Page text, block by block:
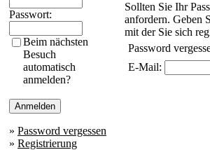
Passwort:
Beim nächsten
Besuch
automatisch
anmelden?
» Password vergessen
» Registrierung
Sollten Sie Ihr
anfordern. Geben
mit der Sie sich
Password
E-Mail: